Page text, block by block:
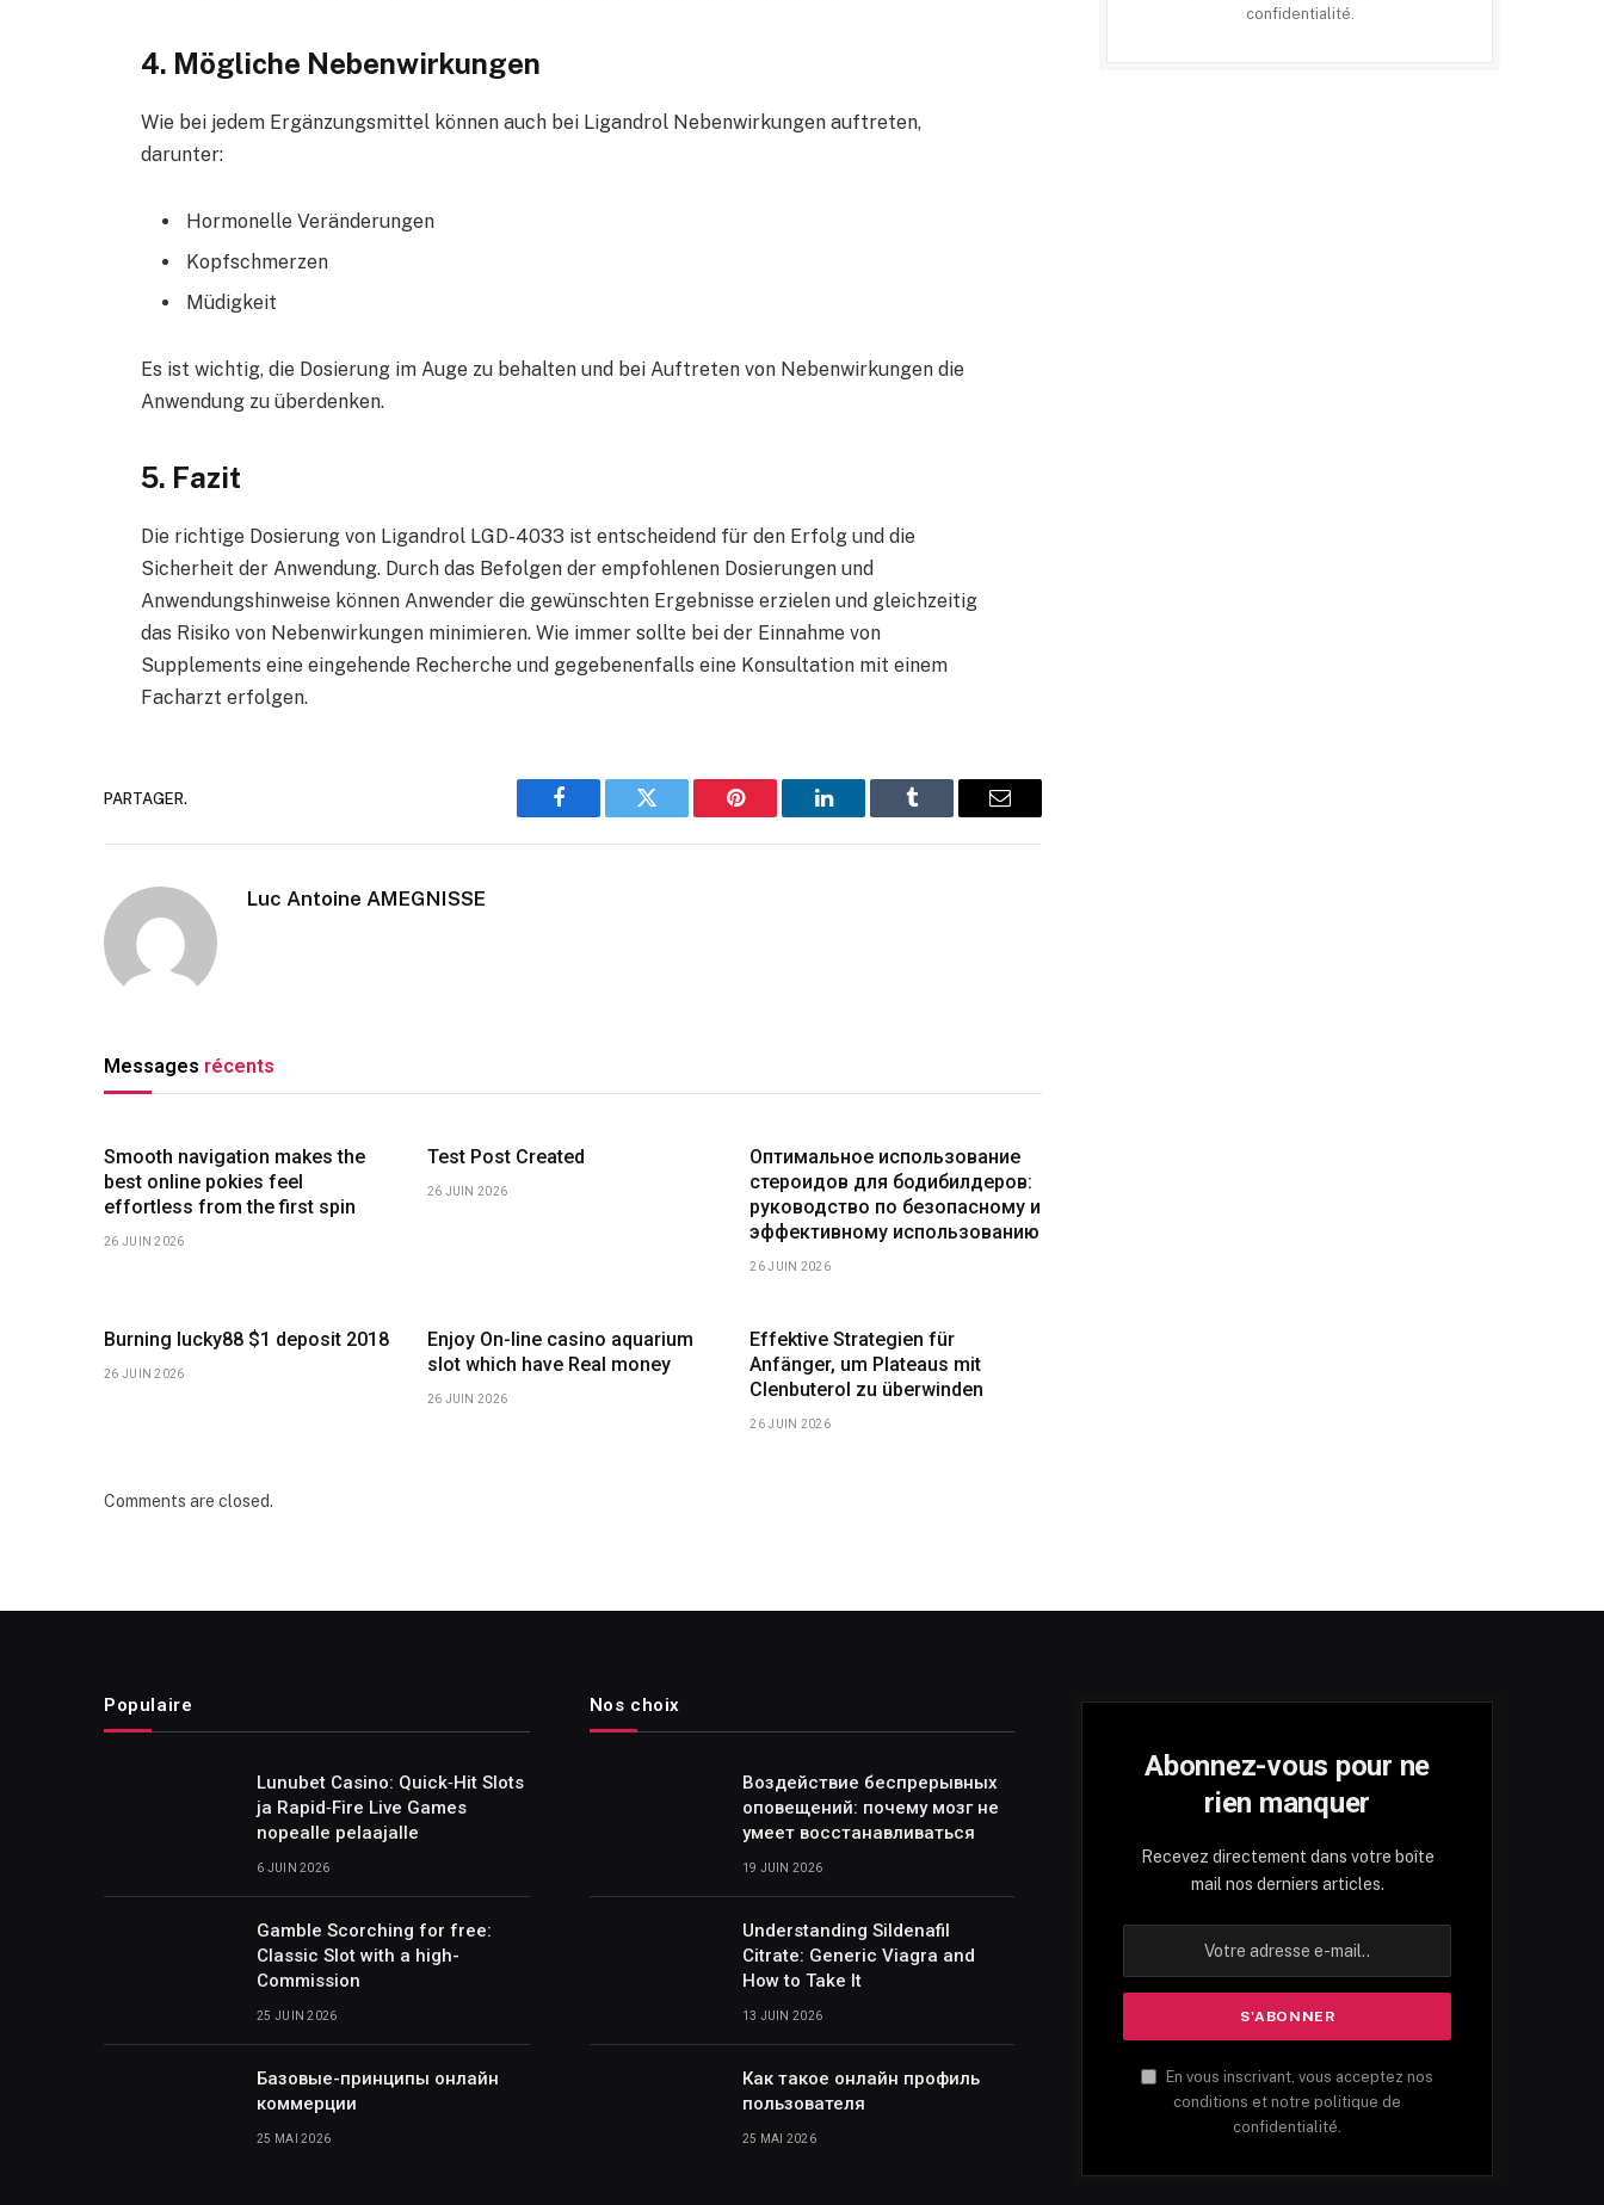
4. Mögliche Nebenwirkungen
Wie bei jedem Ergänzungsmittel können auch bei Ligandrol Nebenwirkungen auftreten,
darunter:
Hormonelle Veränderungen
Kopfschmerzen
Müdigkeit
Es ist wichtig, die Dosierung im Auge zu behalten und bei Auftreten von Nebenwirkungen die
Anwendung zu überdenken.
5. Fazit
Die richtige Dosierung von Ligandrol LGD-4033 ist entscheidend für den Erfolg und die
Sicherheit der Anwendung. Durch das Befolgen der empfohlenen Dosierungen und
Anwendungshinweise können Anwender die gewünschten Ergebnisse erzielen und gleichzeitig
das Risiko von Nebenwirkungen minimieren. Wie immer sollte bei der Einnahme von
Supplements eine eingehende Recherche und gegebenenfalls eine Konsultation mit einem
Facharzt erfolgen.
PARTAGER.
Facebook Twitter Pinterest LinkedIn Tumblr Email
Luc Antoine AMEGNISSE
Messages récents
Smooth navigation makes the
best online pokies feel
effortless from the first spin
26 JUIN 2026
Test Post Created
26 JUIN 2026
Оптимальное использование
стероидов для бодибилдеров:
руководство по безопасному и
эффективному использованию
26 JUIN 2026
Burning lucky88 $1 deposit 2018
26 JUIN 2026
Enjoy On-line casino aquarium
slot which have Real money
26 JUIN 2026
Effektive Strategien für
Anfänger, um Plateaus mit
Clenbuterol zu überwinden
26 JUIN 2026
Comments are closed.
confidentialité.
Populaire
Lunubet Casino: Quick‑Hit Slots
ja Rapid‑Fire Live Games
nopealle pelaajalle
6 JUIN 2026
Gamble Scorching for free:
Classic Slot with a high-
Commission
25 JUIN 2026
Базовые-принципы онлайн
коммерции
25 MAI 2026
Nos choix
Воздействие беспрерывных
оповещений: почему мозг не
умеет восстанавливаться
19 JUIN 2026
Understanding Sildenafil
Citrate: Generic Viagra and
How to Take It
13 JUIN 2026
Как такое онлайн профиль
пользователя
25 MAI 2026
Abonnez-vous pour ne
rien manquer
Recevez directement dans votre boîte
mail nos derniers articles.
En vous inscrivant, vous acceptez nos
conditions et notre politique de
confidentialité.